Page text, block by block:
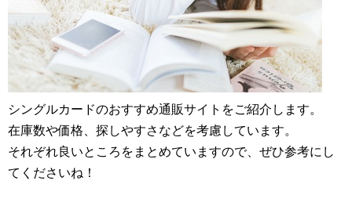
シングルカードのおすすめ通販サイトをご紹介します。
在庫数や価格、探しやすさなどを考慮しています。
それぞれ良いところをまとめていますので、ぜひ参考にし
てくださいね！